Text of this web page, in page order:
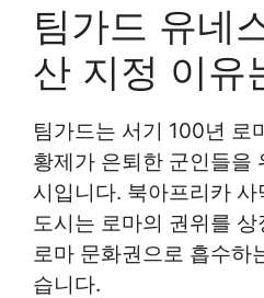
팀가드 유네
산 지정 이유
팀가드는 서기 100년 로
황제가 은퇴한 군인들을
시입니다. 북아프리카
도시는 로마의 권위를
로마 문화권으로 흡수하
습니다.